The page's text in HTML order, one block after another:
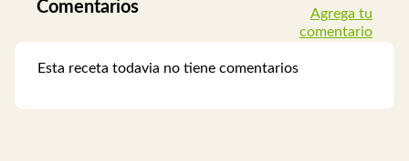
Comentarios
Agrega tu
comentario
Esta receta todavia no tiene comentarios